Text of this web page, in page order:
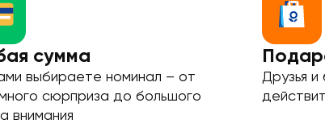
сумма
выбираете номинал – от
сюрприза до большого
внимания
Друзья и